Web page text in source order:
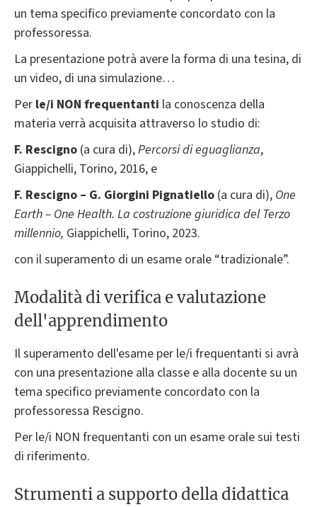
un tema specifico previamente concordato con la
professoressa.
La presentazione potrà avere la forma di una tesina, di
un video, di una simulazione…
Per le/i NON frequentanti la conoscenza della
materia verrà acquisita attraverso lo studio di:
F. Rescigno (a cura di),Percorsi di eguaglianza,
Giappichelli, Torino, 2016, e
F. Rescigno – G. Giorgini Pignatiello (a cura di), One
Earth – One Health. La costruzione giuridica del Terzo
millennio, Giappichelli, Torino, 2023.
con il superamento di un esame orale “tradizionale”.
Modalità di verifica e valutazione
dell'apprendimento
Il superamento dell'esame per le/i frequentanti si avrà
con una presentazione alla classe e alla docente su un
tema specifico previamente concordato con la
professoressa Rescigno.
Per le/i NON frequentanti con un esame orale sui testi
di riferimento.
Strumenti a supporto della didattica